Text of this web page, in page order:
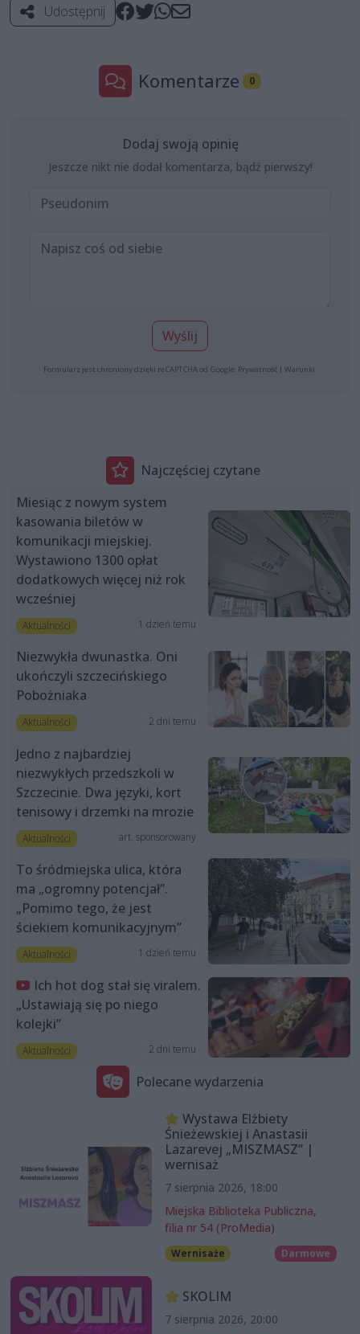
Udostępnij
Komentarze 0
Dodaj swoją opinię
Jeszcze nikt nie dodał komentarza, bądź pierwszy!
Wyślij
Formularz jest chroniony dzięki reCAPTCHA od Google: Prywatność | Warunki
Najczęściej czytane
Miesiąc z nowym system
kasowania biletów w
komunikacji miejskiej.
Wystawiono 1300 opłat
dodatkowych więcej niż rok
wcześniej
Aktualności 1 dzień temu
Niezwykła dwunastka. Oni
ukończyli szczecińskiego
Pobożniaka
Aktualności 2 dni temu
Jedno z najbardziej
niezwykłych przedszkoli w
Szczecinie. Dwa języki, kort
tenisowy i drzemki na mrozie
Aktualności art. sponsorowany
To śródmiejska ulica, która
ma „ogromny potencjał”.
„Pomimo tego, że jest
ściekiem komunikacyjnym”
Aktualności 1 dzień temu
Ich hot dog stał się viralem.
„Ustawiają się po niego
kolejki”
Aktualności 2 dni temu
Polecane wydarzenia
Wystawa Elżbiety
Śnieżewskiej i Anastasii
Lazarevej „MISZMASZ” |
wernisaż
7 sierpnia 2026, 18:00
Miejska Biblioteka Publiczna,
filia nr 54 (ProMedia)
Wernisaże Darmowe
SKOLIM
7 sierpnia 2026, 20:00